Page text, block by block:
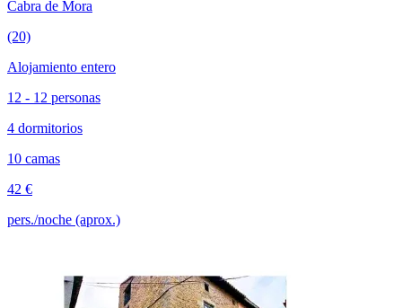
Cabra de Mora
(20)
Alojamiento entero
12 - 12 personas
4 dormitorios
10 camas
42 €
pers./noche (aprox.)